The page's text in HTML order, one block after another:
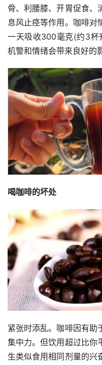
骨、利腰膝、开胃促食、
息风止痉等作用。咖啡对
一天吸收300毫克(约3杯
机警和情绪会带来良好的
喝咖啡的坏处
紧张时添乱。咖啡因有助
集中力。但饮用超过比你
生类似食用相同剂量的兴